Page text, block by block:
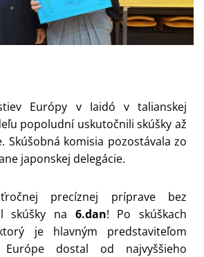
Európy v Iaidó v talianskej
popoludní uskutočnili skúšky až
Skúšobná komisia pozostávala zo
japonskej delegácie.
precíznej príprave bez
skúšky na 6.dan! Po skúškach
je hlavným predstaviteľom
dostal od najvyššieho